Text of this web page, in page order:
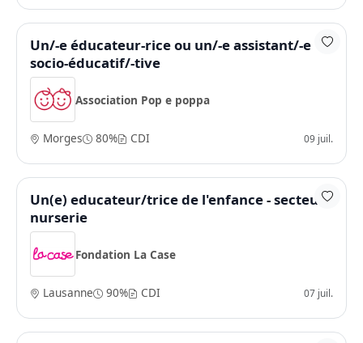
Un/-e éducateur-rice ou un/-e assistant/-e
socio-éducatif/-tive
Association Pop e poppa
Morges 80% CDI 09 juil.
Un(e) educateur/trice de l'enfance - secteur
nurserie
Fondation La Case
Lausanne 90% CDI 07 juil.